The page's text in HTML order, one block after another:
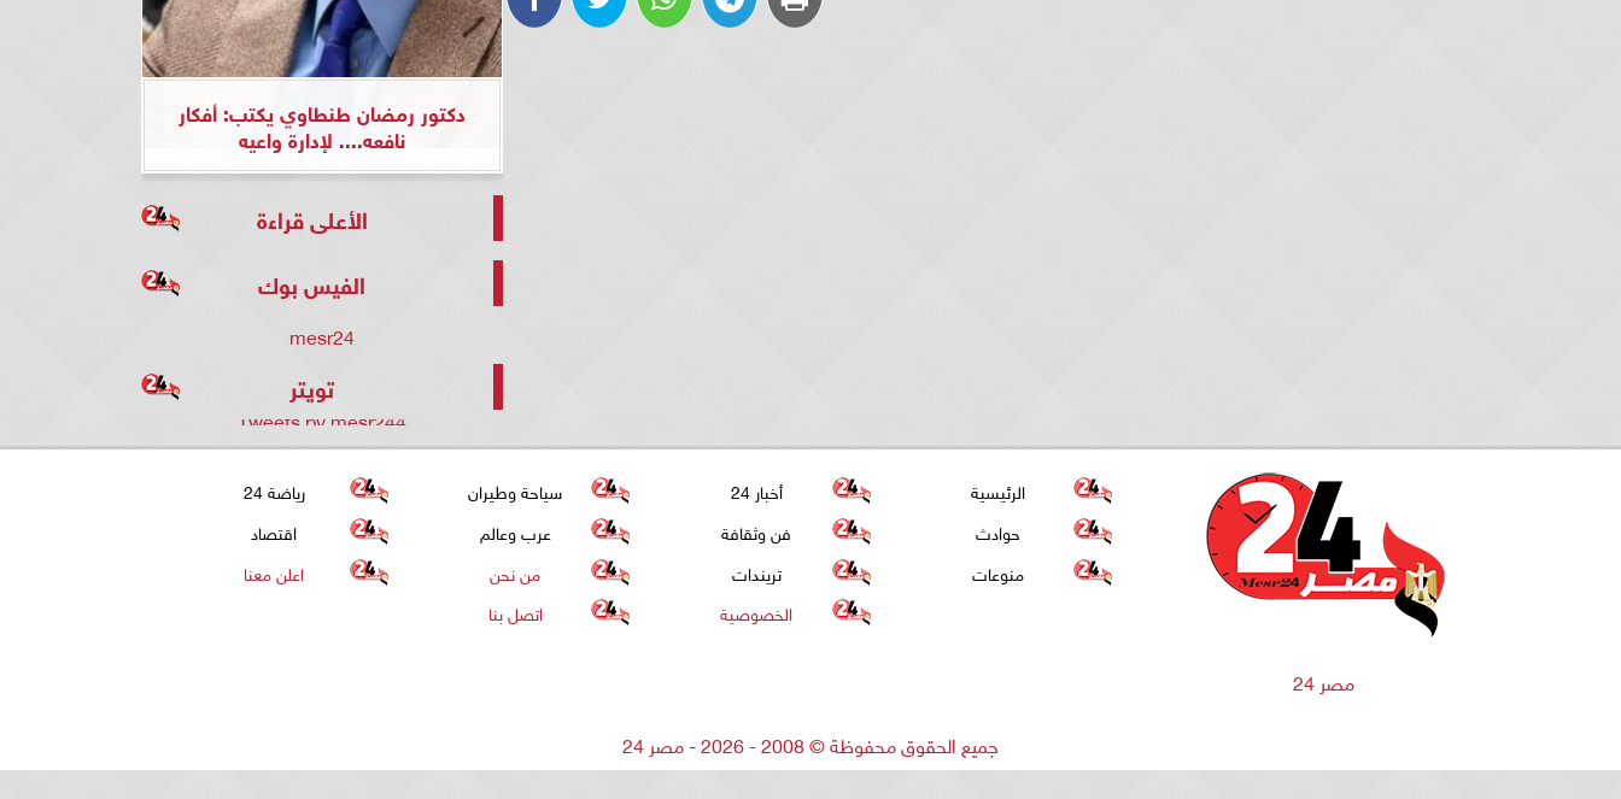
دكتور رمضان طنطاوي يكتب: أفكار
نافعه.... لإدارة واعيه
الأعلى قراءة
الفيس بوك
mesr24
تويتر
Tweets by mesr244
مصر 24
الرئيسية أخبار 24 سياحة وطيران
رياضة 24
حوادث
فن وثقافة عرب وعالم
اقتصاد
منوعات
تريندات من نحن
اعلن معنا
الخصوصية
اتصل بنا
جميع الحقوق محفوظة©